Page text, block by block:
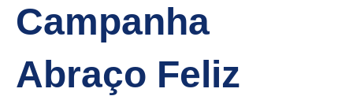
Campanha
Abraço Feliz